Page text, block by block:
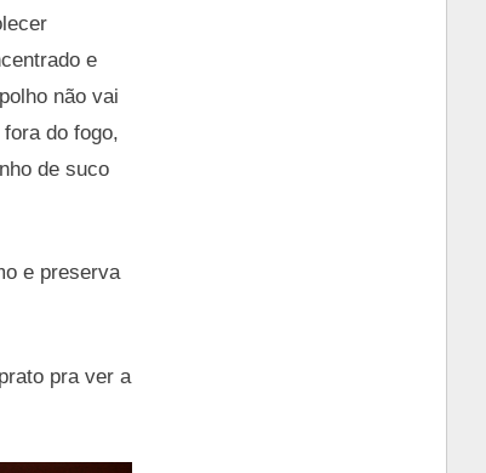
e
não vai
do fogo,
de suco
e preserva
pra ver a